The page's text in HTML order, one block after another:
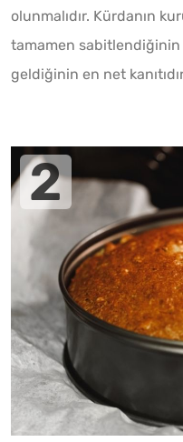
olunmalıdır. Kürdanın
tamamen
geldiğinin en net